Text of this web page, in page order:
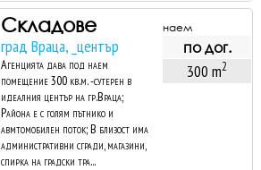
Складове
град Враца, _център
Агенцията дава под наем
помещение 300 кв.м. -сутерен в
идеалния център на гр.Враца;
Района е с голям пътнико и
авмтомобилен поток; В близост има
административни сгради, магазини,
спирка на градски тра...
наем
по дог.
300 m2